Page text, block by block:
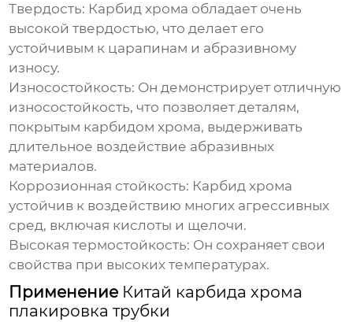
Твердость: Карбид хрома обладает очень
высокой твердостью, что делает его
устойчивым к царапинам и абразивному
износу.
Износостойкость: Он демонстрирует отличную
износостойкость, что позволяет деталям,
покрытым карбидом хрома, выдерживать
длительное воздействие абразивных
материалов.
Коррозионная стойкость: Карбид хрома
устойчив к воздействию многих агрессивных
сред, включая кислоты и щелочи.
Высокая термостойкость: Он сохраняет свои
свойства при высоких температурах.
Применение Китай карбида хрома
плакировка трубки